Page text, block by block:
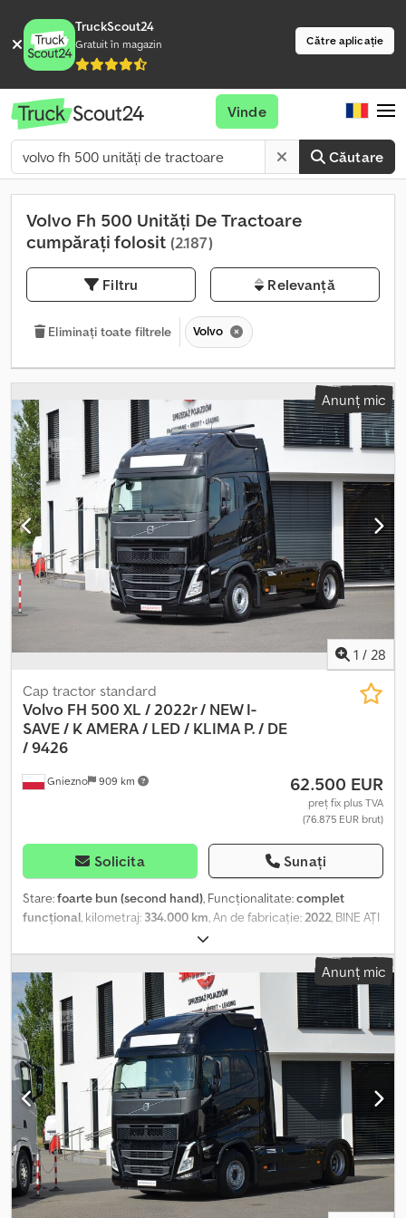
TruckScout24
Gratuit în magazin Către aplicație
Căutare
Vinde
Volvo Fh 500 Unități De Tractoare
cumpărați folosit (2.187)
Filtru Relevanță
Eliminați toate filtrele Volvo
Anunț mic
1 / 28
Gniezno 909 km
Cap tractor standard
Volvo FH 500 XL / 2022r / NEW I-
SAVE / KAMERA / LED / KLIMA P. / DE
/ 9426
62.500 EUR
preț fix plus TVA
(76.875 EUR brut)
Solicita Sunați
Stare:foarte bun (second hand), Funcționalitate:complet
funcțional, kilometraj: 334.000 km, An de fabricație:2022, BINE AȚI
VENIT FIRMA SMUSZKIEWICZ OFERĂ: CAP DE TRACTOR 4x2
VOLVO FH 5 500 CP CABINĂ ÎNALTĂ - XL MODEL NOU VERSIUNE
CU TEHNOLOGIA I-SAVE, TURBO COMPOUND (Volvo FH cu I-Save
combină motoarele D13TC cu Pachetul de Eficiență a
Consumului. Poate reduce costurile cu combustibilul cu până la
10%. În plus, I-Save permite deplasări lungi la o viteză mai mică a
motorului și pe o treaptă de viteză mai mare, ceea ce face ca
deplasarea să fie mai lină și mai silențioasă. De asemenea, se
poate anticipa o reacție mai rapidă a cuplului de la sistemul de
propulsie.) STANDARD EURO 6 ANUL DE FABRICAȚIE 2022 VOPSEA
ORIGINALĂ DOCUMENTAȚIE COMPLETĂ IMPORTAT DIN GERMANIA
AUTOTURISM FĂRĂ ACCIDENTE, CU KM ORIGINAL ÎN STARE
TEHNICĂ ȘI OPTICĂ PERFECTĂ Echipamente: -Cabină XL -Climă
staționară -Două rezervoare de combustibil -Lumini de zi LED -
Pilot automat activ ACC -Sistem de menținere a distanței -
Anunț mic